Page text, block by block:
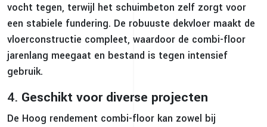
vocht tegen, terwijl het schuimbeton zelf zorgt voor
een stabiele fundering. De robuuste dekvloer maakt de
vloerconstructie compleet, waardoor de combi-floor
jarenlang meegaat en bestand is tegen intensief
gebruik.
4. Geschikt voor diverse projecten
De Hoog rendement combi-floor kan zowel bij